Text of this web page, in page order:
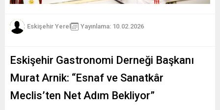
Eskişehir Yerel Yayınlama: 10.02.2026
Eskişehir Gastronomi Derneği Başkanı
Murat Arnik: “Esnaf ve Sanatkâr
Meclis’ten Net Adım Bekliyor”